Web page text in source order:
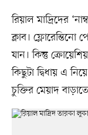
রিয়াল মাদ্রিদের
ক্লাব। ফ্লোরেন্তিনো
যান। কিন্তু
কিছুটা দ্বিধায় এ
চুক্তির মেয়াদ